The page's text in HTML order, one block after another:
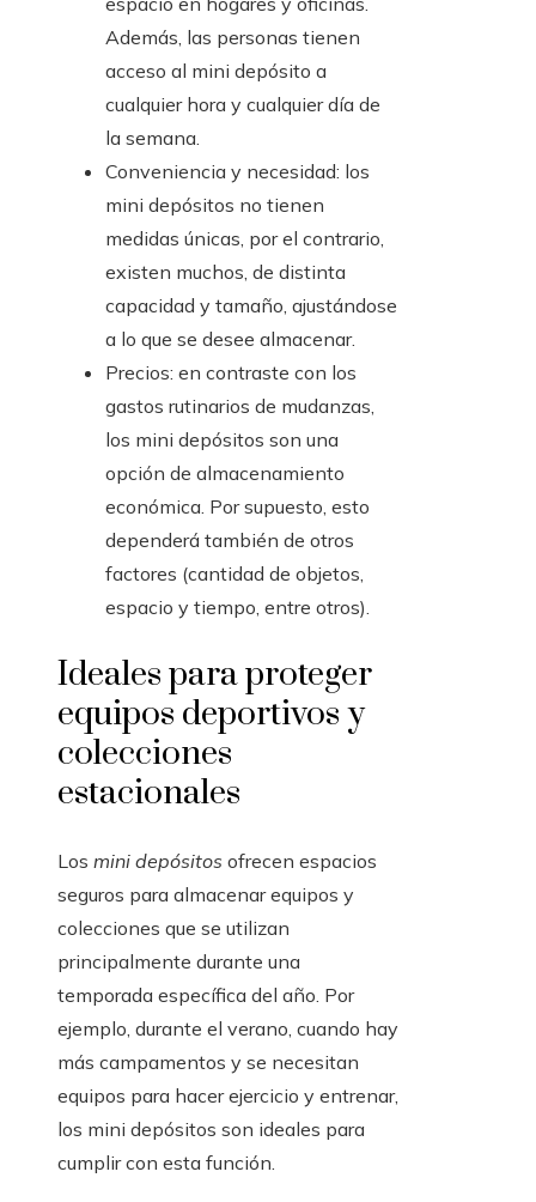
Además, las personas tienen
acceso al mini depósito a
cualquier hora y cualquier día de
la semana.
Conveniencia y necesidad: los
mini depósitos no tienen
medidas únicas, por el contrario,
existen muchos, de distinta
capacidad y tamaño, ajustándose
a lo que se desee almacenar.
Precios: en contraste con los
gastos rutinarios de mudanzas,
los mini depósitos son una
opción de almacenamiento
económica. Por supuesto, esto
dependerá también de otros
factores (cantidad de objetos,
espacio y tiempo, entre otros).
Ideales para proteger
equipos deportivos y
colecciones
estacionales
Los mini depósitos ofrecen espacios
seguros para almacenar equipos y
colecciones que se utilizan
principalmente durante una
temporada específica del año. Por
ejemplo, durante el verano, cuando hay
más campamentos y se necesitan
equipos para hacer ejercicio y entrenar,
los mini depósitos son ideales para
cumplir con esta función.